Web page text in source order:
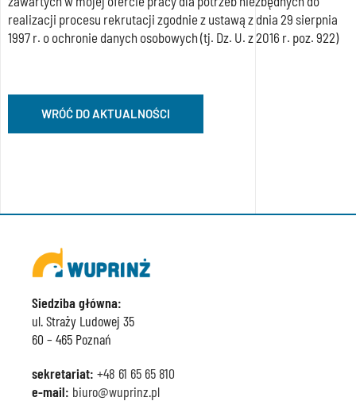
realizacji procesu rekrutacji zgodnie z ustawą z dnia 29 sierpnia
1997 r. o ochronie danych osobowych (tj. Dz. U. z 2016 r. poz. 922)
WRÓĆ DO AKTUALNOŚCI
Siedziba główna:
ul. Straży Ludowej 35
60 – 465 Poznań
sekretariat: +48 61 65 65 810
e-mail: biuro@wuprinz.pl